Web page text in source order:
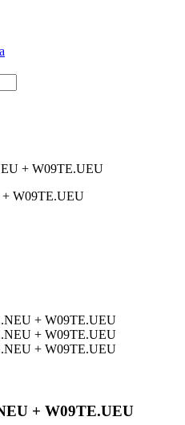
+ W09TE.UEU
+ W09TE.UEU